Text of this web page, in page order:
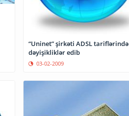
“Uninet” şirkəti ADSL tariflərində
dəyişikliklər edib
03-02-2009